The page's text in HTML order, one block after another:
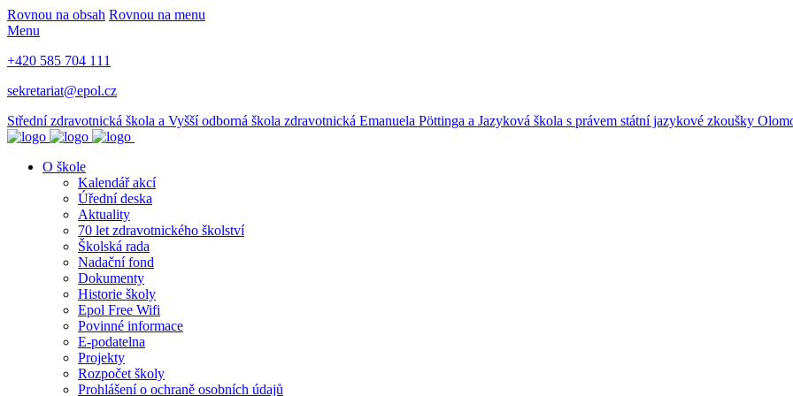
Rovnou na obsah Rovnou na menu
Menu
+420 585 704 111
sekretariat@epol.cz
Střední zdravotnická škola a Vyšší odborná škola zdravotnická Emanuela Pöttinga a Jazyková škola s právem státní jazykové zkoušky
O škole
Kalendář akcí
Úřední deska
Aktuality
70 let zdravotnického školství
Školská rada
Nadační fond
Dokumenty
Historie školy
Epol Free Wifi
Povinné informace
E-podatelna
Projekty
Rozpočet školy
Prohlášení o ochraně osobních údajů